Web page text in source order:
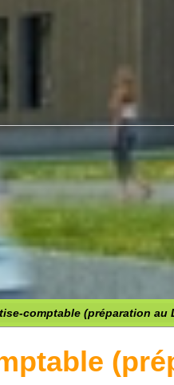
comptable (préparation au